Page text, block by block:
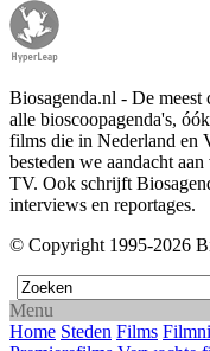
Biosagenda.nl - De
alle bioscoopagenda's,
films die in Nederland en
besteden we aandacht
TV. Ook schrijft
interviews en reportages.
© Copyright 1995-2026
Menu
Home Steden Films